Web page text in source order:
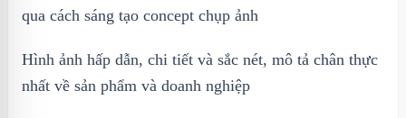
qua cách sáng tạo concept chụp ảnh
Hình ảnh hấp dẫn, chi tiết và sắc nét, mô tả chân thực
nhất về sản phẩm và doanh nghiệp